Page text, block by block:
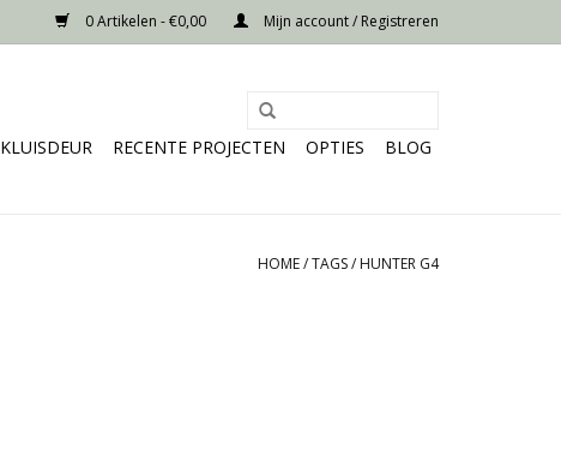
0 Artikelen - €0,00 Mijn account / Registreren
KLUISDEUR RECENTE PROJECTEN OPTIES BLOG
HOME/TAGS/ HUNTER G4